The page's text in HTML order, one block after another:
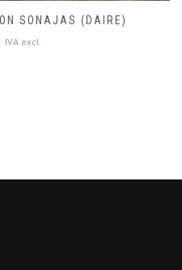
SONAJAS (DAIRE)
IVA excl.